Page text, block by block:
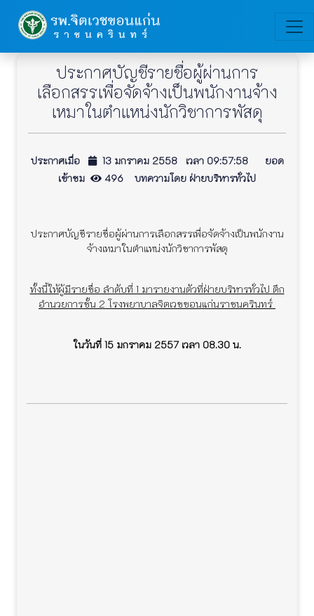
ประกาศบัญชีรายชื่อผู้ผ่านการ
เลือกสรรเพื่อจัดจ้างเป็นพนักงานจ้าง
เหมาในตำแหน่งนักวิชาการพัสดุ
ประกาศเมื่อ
13 มกราคม 2558 เวลา 09:57:58 ยอด
เข้าชม
496 บทความโดย ฝ่ายบริหารทั่วไป
ประกาศบัญชีรายชื่อผู้ผ่านการเลือกสรรเพื่อจัดจ้างเป็นพนักงาน
จ้างเหมาในตำแหน่งนักวิชาการพัสดุ
ทั้งนี้ให้ผู้มีรายชื่อ ลำดับที่ 1 มารายงานตัวที่ฝ่ายบริหารทั่วไป ตึก
อำนวยการชั้น 2 โรงพยาบาลจิตเวชขอนแก่นราชนครินทร์
ในวันที่ 15 มกราคม 2557 เวลา 08.30 น.